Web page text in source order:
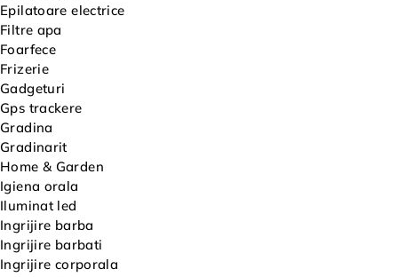
Epilatoare electrice
Filtre apa
Foarfece
Frizerie
Gadgeturi
Gps trackere
Gradina
Gradinarit
Home & Garden
Igiena orala
Iluminat led
Ingrijire barba
Ingrijire barbati
Ingrijire corporala